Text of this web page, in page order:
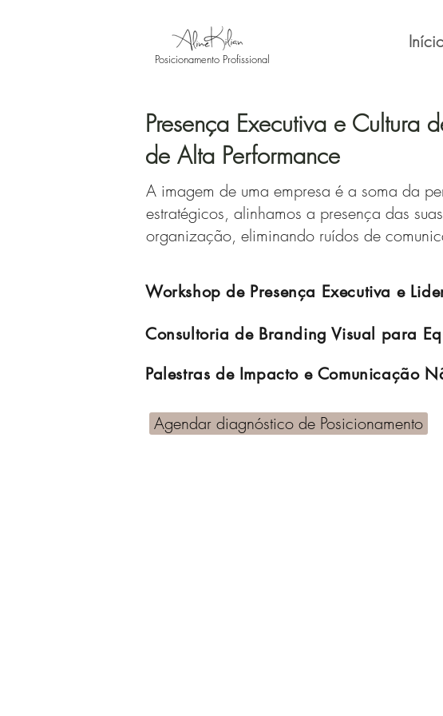
Posicionamento Profissional
Presença Executiva e Cultura
de Alta Performance
Workshop de Presença Executiva e
Consultoria de Branding Visual para
Palestras de Impacto e Comunicação
A imagem de uma empresa é a soma da
estratégicos, alinhamos a presença das
organização, eliminando ruídos de
Agendar diagnóstico de Posicionamento